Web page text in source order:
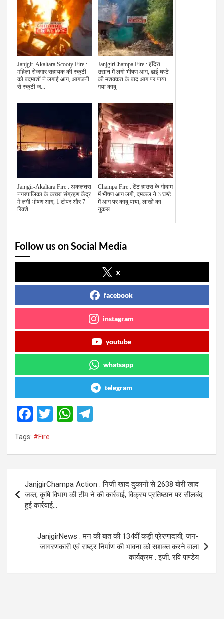
Janjgir-Akaltara Scooty Fire :
महिला रोजगार सहायक की स्कूटी
को बदमाशों ने लगाई आग, आगजनी
से स्कूटी ज...
JanjgirChampa Fire : इंदिरा
उद्यान में लगी भीषण आग, ढाई घण्टे
की मशक्कत के बाद आग पर पाया
गया काबू
Janjgir-Akaltara Fire : अकलतरा
नगरपालिका के कचरा संग्रहण केंद्र
में लगी भीषण आग, 1 टीपर और 7
रिक्शे ...
Champa Fire : टेंट हाउस के गोदाम
में भीषण आग लगी, दमकल ने 3 घण्टे
में आग पर काबू पाया, लाखों का
नुकस...
Follow us on Social Media
x
facebook
instagram
youtube
whatsapp
telegram
F
a
ce
o
o
k
T
W
A
p
a
m
Tags: #Fire
navigation
JanjgirChampa Action : निजी खाद दुकानों से 2638 बोरी खाद
जब्त, कृषि विभाग की टीम ने की कार्रवाई, विक्रय प्रतिष्ठान पर सीलबंद
हुई कार्रवाई…
JanjgirNews : मन की बात की 134वीं कड़ी प्रेरणादायी, जन-
जागरणकारी एवं राष्ट्र निर्माण की भावना को सशक्त करने वाला
कार्यक्रम : इंजी. रवि पाण्डेय